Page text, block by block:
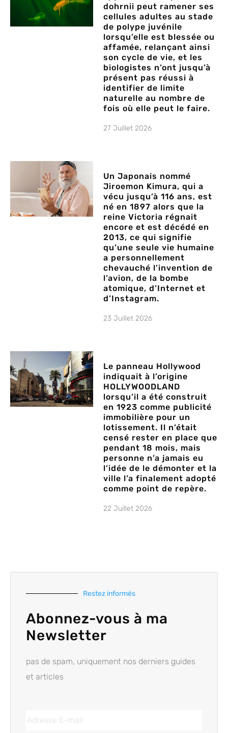
dohrnii peut ramener ses
cellules adultes au stade
de polype juvénile
lorsqu’elle est blessée ou
affamée, relançant ainsi
son cycle de vie, et les
biologistes n’ont jusqu’à
présent pas réussi à
identifier de limite
naturelle au nombre de
fois où elle peut le faire.
27 Juillet 2026
Un Japonais nommé
Jiroemon Kimura, qui a
vécu jusqu’à 116 ans, est
né en 1897 alors que la
reine Victoria régnait
encore et est décédé en
2013, ce qui signifie
qu’une seule vie humaine
a personnellement
chevauché l’invention de
l’avion, de la bombe
atomique, d’Internet et
d’Instagram.
23 Juillet 2026
Le panneau Hollywood
indiquait à l’origine
HOLLYWOODLAND
lorsqu’il a été construit
en 1923 comme publicité
immobilière pour un
lotissement. Il n’était
censé rester en place que
pendant 18 mois, mais
personne n’a jamais eu
l’idée de le démonter et la
ville l’a finalement adopté
comme point de repère.
22 Juillet 2026
Restez informés
Abonnez-vous à ma
Newsletter
pas de spam, uniquement nos derniers guides
et articles